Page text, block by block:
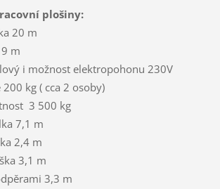
plošiny:
20 m
m
i možnost elektropohonu 230V
kg ( cca 2 osoby)
3 500 kg
7,1 m
2,4 m
3,1 m
3,3 m